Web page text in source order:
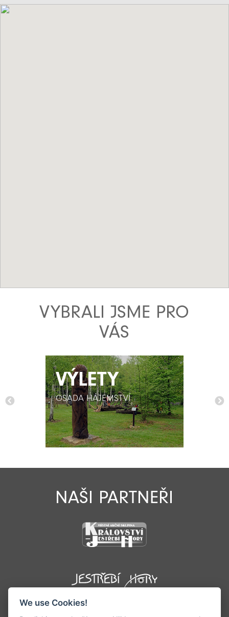
VYBRALI JSME PRO
VÁS
VÝLETY
OSADA HÁJEMSTVÍ
VÝLETY
OSADA HÁJEMSTVÍ
NAŠI PARTNEŘI
We use Cookies!